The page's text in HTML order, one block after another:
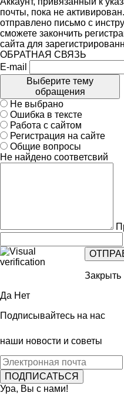
почты, пока не
отправлено письмо с
сможете закончить
сайта для
ОБРАТНАЯ СВЯЗЬ
E-mail
Выберите тему
обращения
Не выбрано
Ошибка в тексте
Работа с сайтом
Регистрация на сайте
Общие вопросы
Не найдено соответсвий
Закрыть
Да Нет
Подписывайтесь на нас
наши новости и советы
Ура, Вы с нами!